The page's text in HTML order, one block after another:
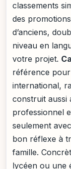
classements
des
d’anciens,
niveau en
votre projet.
référence pour
international,
construit aussi
professionnel
seulement
bon réflexe à
famille.
lycéen ou une